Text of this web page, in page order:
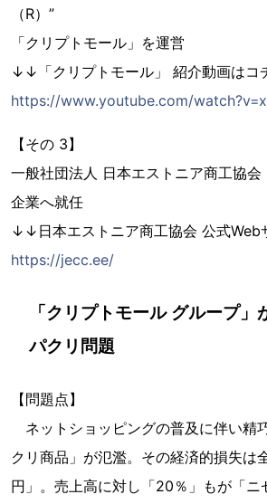
（R）”
「クリプトモール」を運営
↓↓「クリプトモール」 紹介動画は
https://www.youtube.com/
【その 3】
一般社団法人 日本エストニア商工協
企業へ就任
↓↓日本エストニア商工協会 公式
https://jecc.ee/
「クリプトモール グループ」
パクリ問題
【問題点】
ネットショッピングの普及に伴い精
クリ商品」が氾濫。その経済的損失は
円」。売上高に対し「20％」もが「ニ